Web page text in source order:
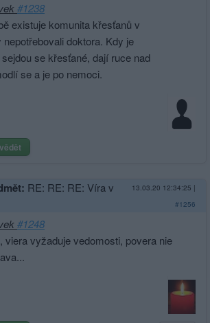
#1238
existuje komunita křesťanů v
doktora. Kdy je
se křesťané, dají ruce nad
se a je po nemoci.
RE: RE: RE: Víra v
13.03.20 12:34:25 |
#1256
#1248
viera vyžaduje vedomosti, povera nie